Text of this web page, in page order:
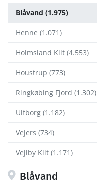
Blåvand (1.975)
Henne (1.071)
Holmsland Klit (4.553)
Houstrup (773)
Ringkøbing Fjord (1.302)
Ulfborg (1.182)
Vejers (734)
Vejlby Klit (1.171)
Blåvand